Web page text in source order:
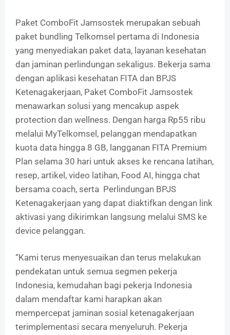
Paket ComboFit Jamsostek merupakan sebuah
paket bundling Telkomsel pertama di Indonesia
yang menyediakan paket data, layanan kesehatan
dan jaminan perlindungan sekaligus. Bekerja sama
dengan aplikasi kesehatan FITA dan BPJS
Ketenagakerjaan, Paket ComboFit Jamsostek
menawarkan solusi yang mencakup aspek
protection dan wellness. Dengan harga Rp55 ribu
melalui MyTelkomsel, pelanggan mendapatkan
kuota data hingga 8 GB, langganan FITA Premium
Plan selama 30 hari untuk akses ke rencana latihan,
resep, artikel, video latihan, Food AI, hingga chat
bersama coach, serta Perlindungan BPJS
Ketenagakerjaan yang dapat diaktifkan dengan link
aktivasi yang dikirimkan langsung melalui SMS ke
device pelanggan.
“Kami terus menyesuaikan dan terus melakukan
pendekatan untuk semua segmen pekerja
Indonesia, kemudahan bagi pekerja Indonesia
dalam mendaftar kami harapkan akan
mempercepat jaminan sosial ketenagakerjaan
terimplementasi secara menyeluruh. Pekerja